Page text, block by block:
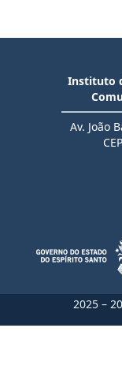
Instituto
Av. João
2025 –